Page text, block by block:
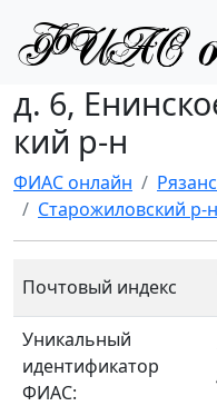
д. 6,
кий р-н
ФИАС онлайн
Старожиловский р-н
Почтовый индекс
Уникальный
идентификатор
ФИАС: